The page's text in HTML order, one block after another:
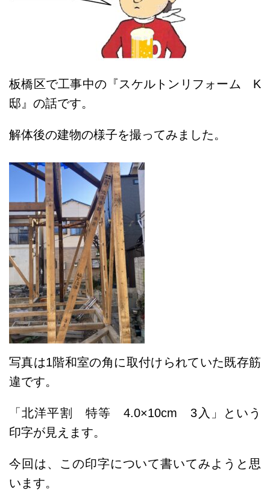
板橋区で工事中の『スケルトンリフォーム K
邸』の話です。
解体後の建物の様子を撮ってみました。
写真は1階和室の角に取付けられていた既存筋
違です。
「北洋平割 特等 4.0×10cm 3入」という
印字が見えます。
今回は、この印字について書いてみようと思
います。